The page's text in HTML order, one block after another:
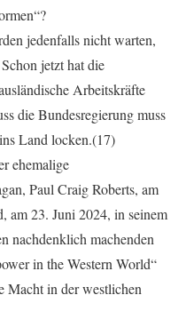
jedenfalls nicht warten,
jetzt hat die
Arbeitskräfte
die Bundesregierung muss
Land locken.(17)
ehemalige
Paul Craig Roberts, am
am 23. Juni 2024, in seinem
nachdenklich machenden
in the Western World“
Macht in der westlichen